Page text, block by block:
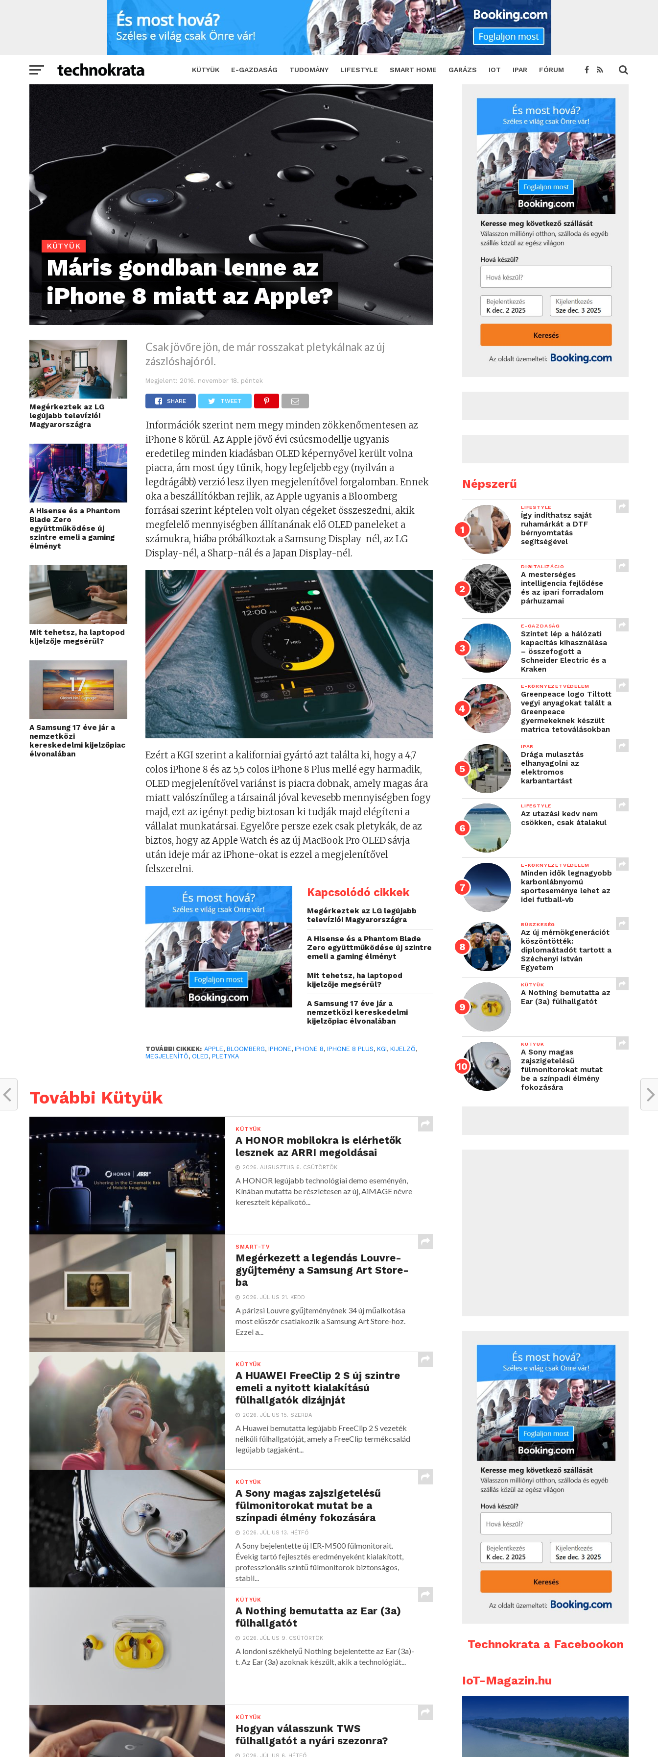
KÜTYÜK E-GAZDASÁG TUDOMÁNY LIFESTYLE SMART HOME GARÁZS IOT IPAR FÓRUM
Máris gondban lenne az iPhone 8 miatt az Apple? SHARE TWEET
KÜTYÜK
Máris gondban lenne az
iPhone 8 miatt az Apple?
Megérkeztek az LG
legújabb televíziói
Magyarországra
A Hisense és a Phantom
Blade Zero
együttműködése új
szintre emeli a gaming
élményt
Mit tehetsz, ha laptopod
kijelzője megsérül?
A Samsung 17 éve jár a
nemzetközi
kereskedelmi kijelzőpiac
élvonalában
Csak jövőre jön, de már rosszakat pletykálnak az új
zászlóshajóról.
Megjelent: 2016. november 18. péntek
SHARE TWEET
Információk szerint nem megy minden zökkenőmentesen az
iPhone 8 körül. Az Apple jövő évi csúcsmodellje ugyanis
eredetileg minden kiadásban OLED képernyővel került volna
piacra, ám most úgy tűnik, hogy legfeljebb egy (nyilván a
legdrágább) verzió lesz ilyen megjelenítővel forgalomban. Ennek
oka a beszállítókban rejlik, az Apple ugyanis a Bloomberg
forrásai szerint képtelen volt olyan cégeket összeszedni, akik
megfelelő mennyiségben állítanának elő OLED paneleket a
számukra, hiába próbálkoztak a Samsung Display-nél, az LG
Display-nél, a Sharp-nál és a Japan Display-nél.
Ezért a KGI szerint a kaliforniai gyártó azt találta ki, hogy a 4,7
colos iPhone 8 és az 5,5 colos iPhone 8 Plus mellé egy harmadik,
OLED megjelenítővel variánst is piacra dobnak, amely magas ára
miatt valószínűleg a társainál jóval kevesebb mennyiségben fogy
majd, ezt az igényt pedig biztosan ki tudják majd elégíteni a
vállalat munkatársai. Egyelőre persze ezek csak pletykák, de az
biztos, hogy az Apple Watch és az új MacBook Pro OLED sávja
után ideje már az iPhone-okat is ezzel a megjelenítővel
felszerelni.
Kapcsolódó cikkek
Megérkeztek az LG legújabb
televíziói Magyarországra
A Hisense és a Phantom Blade
Zero együttműködése új szintre
emeli a gaming élményt
Mit tehetsz, ha laptopod
kijelzője megsérül?
A Samsung 17 éve jár a
nemzetközi kereskedelmi
kijelzőpiac élvonalában
TOVÁBBI CIKKEK: APPLE,BLOOMBERG,IPHONE,IPHONE 8,IPHONE 8 PLUS,KGI,KIJELZŐ,
MEGJELENÍTŐ, OLED,PLETYKA
További Kütyük
KÜTYÜK
A HONOR mobilokra is elérhetők
lesznek az ARRI megoldásai
2026. AUGUSZTUS 6. CSÜTÖRTÖK
A HONOR legújabb technológiai demo eseményén,
Kínában mutatta be részletesen az új, AiMAGE névre
keresztelt képalkotó...
SMART-TV
Megérkezett a legendás Louvre-
gyűjtemény a Samsung Art Store-
ba
2026. JÚLIUS 21. KEDD
A párizsi Louvre gyűjteményének 34 új műalkotása
most először csatlakozik a Samsung Art Store-hoz.
Ezzel a...
KÜTYÜK
A HUAWEI FreeClip 2 S új szintre
emeli a nyitott kialakítású
fülhallgatók dizájnját
2026. JÚLIUS 15. SZERDA
A Huawei bemutatta legújabb FreeClip 2 S vezeték
nélküli fülhallgatóját, amely a FreeClip termékcsalád
legújabb tagjaként...
KÜTYÜK
A Sony magas zajszigetelésű
fülmonitorokat mutat be a
színpadi élmény fokozására
2026. JÚLIUS 13. HÉTFŐ
A Sony bejelentette új IER-M500 fülmonitorait.
Évekig tartó fejlesztés eredményeként kialakított,
professzionális szintű fülmonitorok biztonságos,
stabil...
KÜTYÜK
A Nothing bemutatta az Ear (3a)
fülhallgatót
2026. JÚLIUS 9. CSÜTÖRTÖK
A londoni székhelyű Nothing bejelentette az Ear (3a)-
t. Az Ear (3a) azoknak készült, akik a technológiát...
KÜTYÜK
Hogyan válasszunk TWS
fülhallgatót a nyári szezonra?
2026. JÚLIUS 6. HÉTFŐ
Népszerű
LIFESTYLE
Így indíthatsz saját
ruhamárkát a DTF
bérnyomtatás
segítségével
DIGITALIZÁCIÓ
A mesterséges
intelligencia fejlődése
és az ipari forradalom
párhuzamai
E-GAZDASÁG
Szintet lép a hálózati
kapacitás kihasználása
– összefogott a
Schneider Electric és a
Kraken
E-KÖRNYEZETVÉDELEM
Greenpeace logo Tiltott
vegyi anyagokat talált a
Greenpeace
gyermekeknek készült
matrica tetoválásokban
IPAR
Drága mulasztás
elhanyagolni az
elektromos
karbantartást
LIFESTYLE
Az utazási kedv nem
csökken, csak átalakul
E-KÖRNYEZETVÉDELEM
Minden idők legnagyobb
karbonlábnyomú
sporteseménye lehet az
idei futball-vb
BÜSZKESÉG
Az új mérnökgenerációt
köszöntötték:
diplomaátadót tartott a
Széchenyi István
Egyetem
KÜTYÜK
A Nothing bemutatta az
Ear (3a) fülhallgatót
KÜTYÜK
A Sony magas
zajszigetelésű
fülmonitorokat mutat
be a színpadi élmény
fokozására
Technokrata a Facebookon
IoT-Magazin.hu